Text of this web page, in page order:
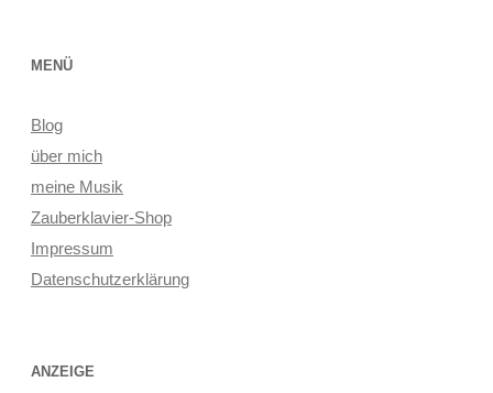
MENÜ
Blog
über mich
meine Musik
Zauberklavier-Shop
Impressum
Datenschutzerklärung
ANZEIGE